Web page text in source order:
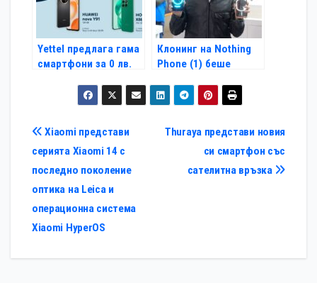
Yettel предлага гама
смартфони за 0 лв.
месеца на лизинга
Клонинг на Nothing
Phone (1) беше
на MWC 2023
Навигация
Thuraya представи новия
си смартфон със
сателитна връзка
Xiaomi представи
серията Xiaomi 14 с
последно поколение
оптика на Leica и
операционна система
Xiaomi HyperOS